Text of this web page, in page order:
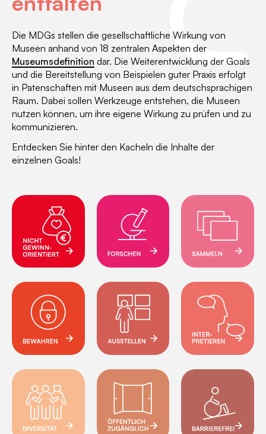
Die MDGs stellen die gesellschaftliche Wirkung von
Museen anhand von 18 zentralen Aspekten der
Museumsdefinition dar. Die Weiterentwicklung der Goals
und die Bereitstellung von Beispielen guter Praxis erfolgt
in Patenschaften mit Museen aus dem deutschsprachigen
Raum. Dabei sollen Werkzeuge entstehen, die Museen
nutzen können, um ihre eigene Wirkung zu prüfen und zu
kommunizieren.
Entdecken Sie hinter den Kacheln die Inhalte der
einzelnen Goals!
Nicht GewinnorientiertForschen Sammeln
Bewahren Ausstellen Interpretieren